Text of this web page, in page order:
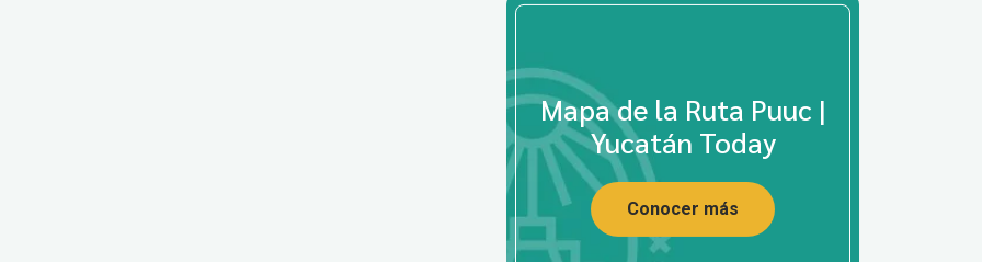
Mapa de la Ruta Puuc |
Yucatán Today
Conocer más